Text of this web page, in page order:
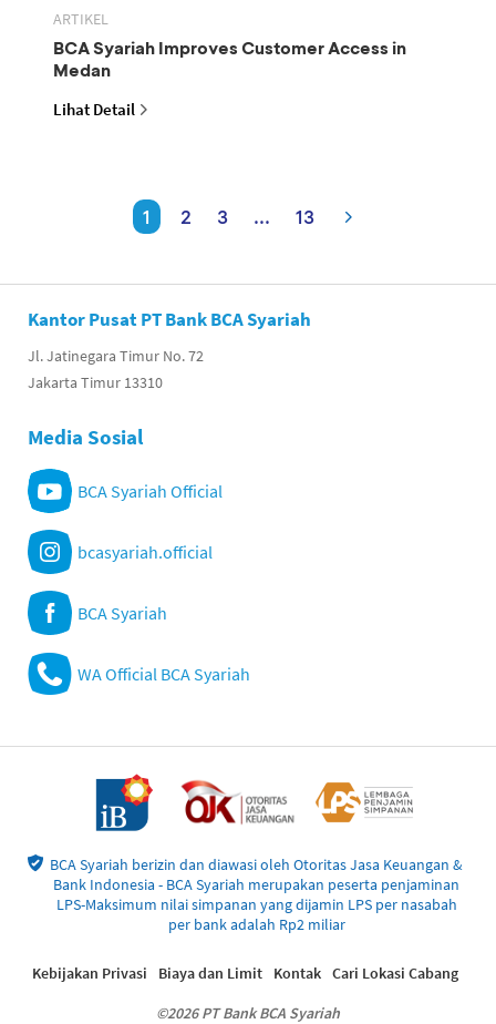
ARTIKEL
BCA Syariah Improves Customer Access in
Medan
Lihat Detail
1 2 3 ... 13
Kantor Pusat PT Bank BCA Syariah
Jl. Jatinegara Timur No. 72
Jakarta Timur 13310
Media Sosial
BCA Syariah Official
bcasyariah.official
BCA Syariah
WA Official BCA Syariah
BCA Syariah berizin dan diawasi oleh Otoritas Jasa Keuangan &
Bank Indonesia - BCA Syariah merupakan peserta penjaminan
LPS-Maksimum nilai simpanan yang dijamin LPS per nasabah
per bank adalah Rp2 miliar
©2026 PT Bank BCA Syariah
Kebijakan Privasi Biaya dan Limit Kontak Cari Lokasi Cabang